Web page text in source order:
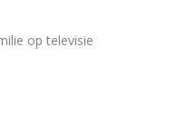
op televisie